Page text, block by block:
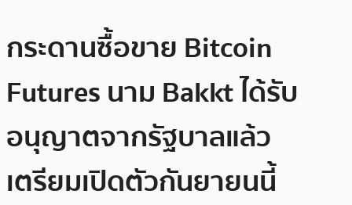
กระดานซื้อขาย Bitcoin
Futures นาม Bakkt ได้รับ
อนุญาตจากรัฐบาลแล้ว
เตรียมเปิดตัวกันยายนนี้